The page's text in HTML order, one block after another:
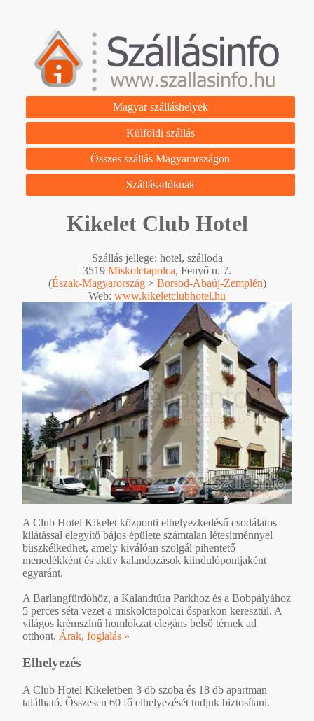
Magyar szálláshelyek
Külföldi szállás
Összes szállás Magyarországon
Szállásadóknak
Kikelet Club Hotel
Szállás jellege: hotel, szálloda
3519 Miskolctapolca, Fenyő u. 7.
(Észak-Magyarország> Borsod-Abaúj-Zemplén)
Web: www.kikeletclubhotel.hu
A Club Hotel Kikelet központi elhelyezkedésű csodálatos
kilátással elegyítő bájos épülete számtalan létesítménnyel
büszkélkedhet, amely kiválóan szolgál pihentető
menedékként és aktív kalandozások kiindulópontjaként
egyaránt.
A Barlangfürdőhöz, a Kalandtúra Parkhoz és a Bobpályához
5 perces séta vezet a miskolctapolcai ősparkon keresztül. A
világos krémszínű homlokzat elegáns belső térnek ad
otthont. Árak, foglalás »
Elhelyezés
A Club Hotel Kikeletben 3 db szoba és 18 db apartman
található. Összesen 60 fő elhelyezését tudjuk biztosítani.